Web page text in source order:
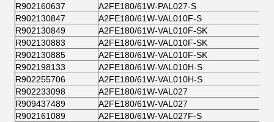
R902160637
A2FE180/61W-PAL027-S
R902130847
A2FE180/61W-VAL010F-S
R902130849
A2FE180/61W-VAL010F-SK
R902130883
A2FE180/61W-VAL010F-SK
R902130885
A2FE180/61W-VAL010F-SK
R902198133
A2FE180/61W-VAL010H-S
R902255706
A2FE180/61W-VAL010H-S
R902233098
A2FE180/61W-VAL027
R909437489
A2FE180/61W-VAL027
R902161089
A2FE180/61W-VAL027F-S